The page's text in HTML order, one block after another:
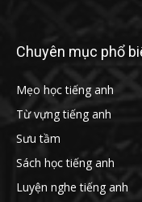
Chuyên mục phổ
Mẹo học tiếng anh
Từ vựng tiếng anh
Sưu tầm
Sách học tiếng anh
Luyện nghe tiếng anh